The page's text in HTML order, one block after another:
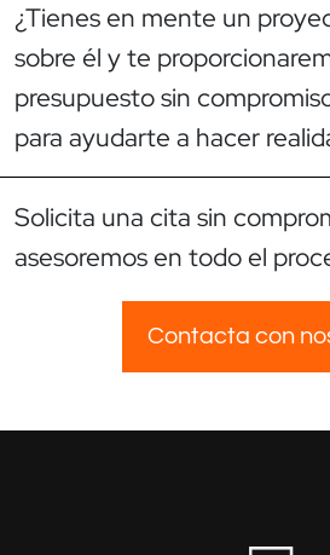
¿Tienes en mente un
sobre él y te
presupuesto sin
para ayudarte a hacer
Solicita una cita sin
asesoremos en todo el
Contacta con